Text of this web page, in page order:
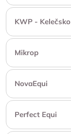
KWP - Kelečsko
Mikrop
NovaEqui
Perfect Equi